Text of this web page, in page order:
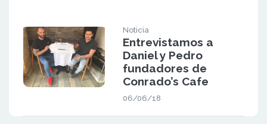
Noticia
Entrevistamos a
Daniel y Pedro
fundadores de
Conrado’s Cafe
06/06/18